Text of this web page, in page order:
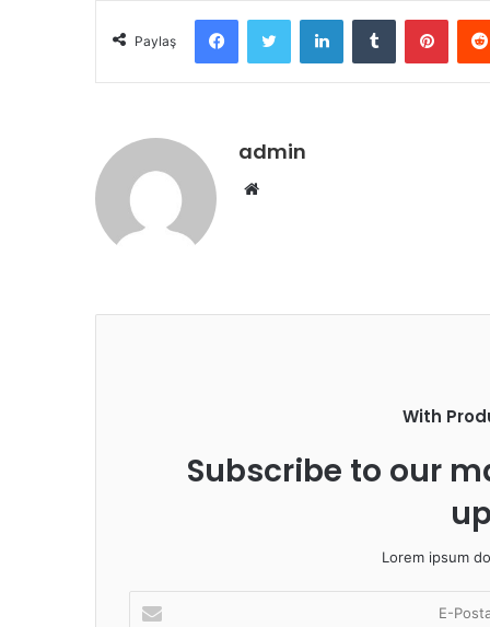
Paylaş
FacebookTwitter LinkedInTumblr
admin
Web
With
Subscribe to our
Lorem ipsum
Posta